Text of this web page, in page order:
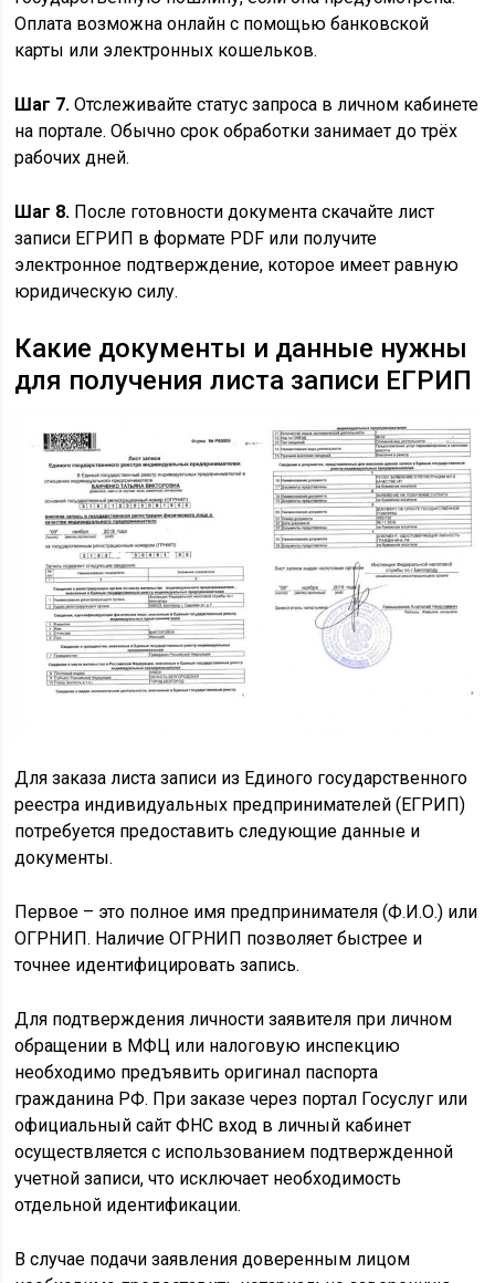
Оплата возможна онлайн с помощью банковской
карты или электронных кошельков.
Шаг 7. Отслеживайте статус запроса в личном кабинете
на портале. Обычно срок обработки занимает до трёх
рабочих дней.
Шаг 8. После готовности документа скачайте лист
записи ЕГРИП в формате PDF или получите
электронное подтверждение, которое имеет равную
юридическую силу.
Какие документы и данные нужны
для получения листа записи ЕГРИП
Для заказа листа записи из Единого государственного
реестра индивидуальных предпринимателей (ЕГРИП)
потребуется предоставить следующие данные и
документы.
Первое – это полное имя предпринимателя (Ф.И.О.) или
ОГРНИП. Наличие ОГРНИП позволяет быстрее и
точнее идентифицировать запись.
Для подтверждения личности заявителя при личном
обращении в МФЦ или налоговую инспекцию
необходимо предъявить оригинал паспорта
гражданина РФ. При заказе через портал Госуслуг или
официальный сайт ФНС вход в личный кабинет
осуществляется с использованием подтвержденной
учетной записи, что исключает необходимость
отдельной идентификации.
В случае подачи заявления доверенным лицом